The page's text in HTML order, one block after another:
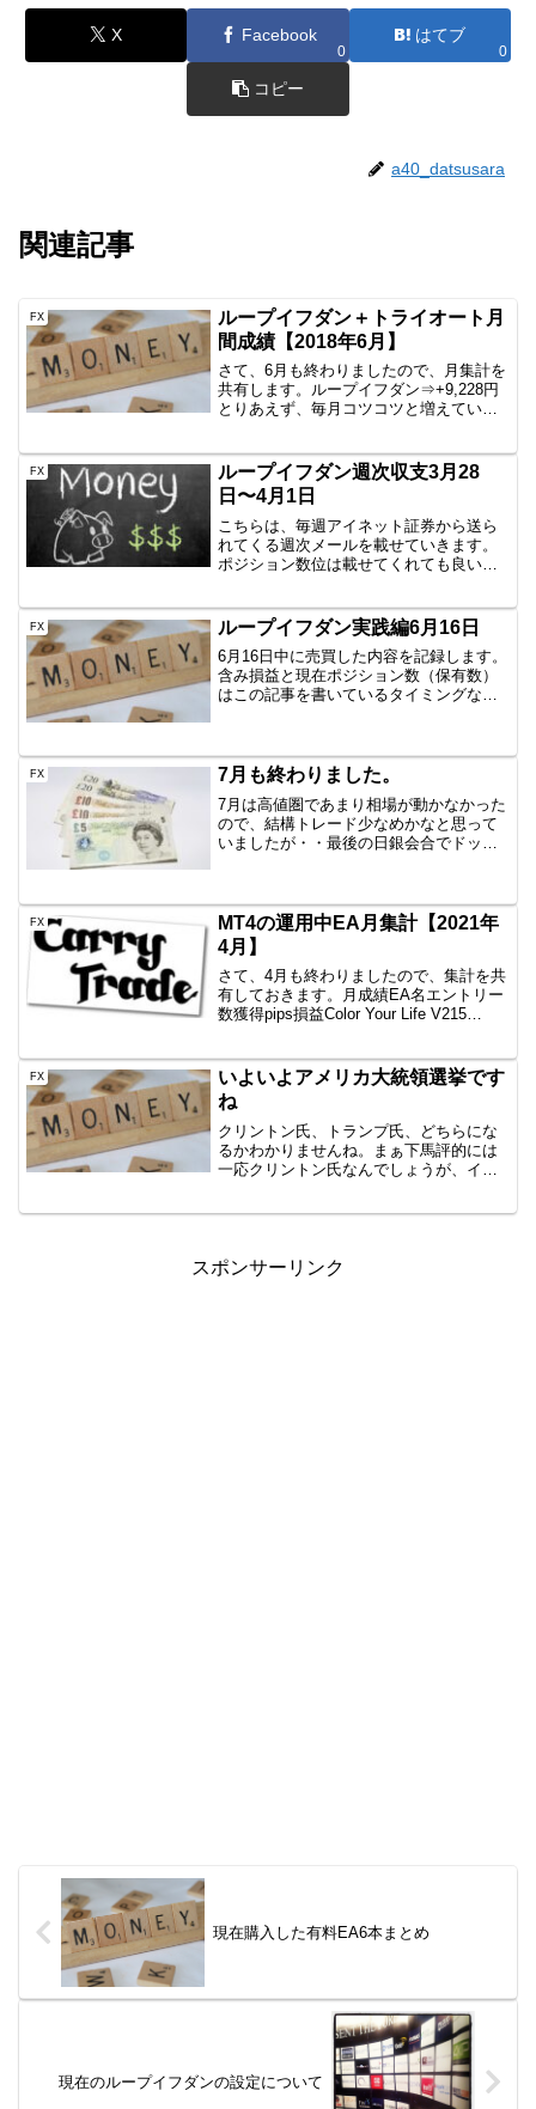
X Facebook
0
はてブ
0
コピー
a40_datsusara
関連記事
FX
ループイフダン＋トライオート月
間成績【2018年6月】
さて、6月も終わりましたので、月集計を
共有します。ループイフダン⇒+9,228円
とりあえず、毎月コツコツと増えていま
EURJPYのBSを加えようと思います。
こ...
FX
ループイフダン週次収支3月28
日〜4月1日
こちらは、毎週アイネット証券から送ら
れてくる週次メールを載せていきます。
ポジション数位は載せてくれても良い気
トータルとしてちょっと少ないかなとい
う感じです。ただ少ないと...
FX ループイフダン実践編6月16日
6月16日中に売買した内容を記録します。
含み損益と現在ポジション数（保有数）
はこの記事を書いているタイミングなの
1000通貨新...
FX 7月も終わりました。
7月は高値圏であまり相場が動かなかった
ので、結構トレード少なめかなと思って
いましたが・・最後の日銀会合でドッカ
かけている...
FX
MT4の運用中EA月集計【2021年
4月】
さて、4月も終わりましたので、集計を共
有しておきます。月成績EA名エントリー
数獲得pips損益Color Your Life V215
FX
いよいよアメリカ大統領選挙です
ね
クリントン氏、トランプ氏、どちらにな
るかわかりませんね。まぁ下馬評的には
一応クリントン氏なんでしょうが、イギ
スポンサーリンク
現在購入した有料EA6本まとめ
現在のループイフダンの設定について